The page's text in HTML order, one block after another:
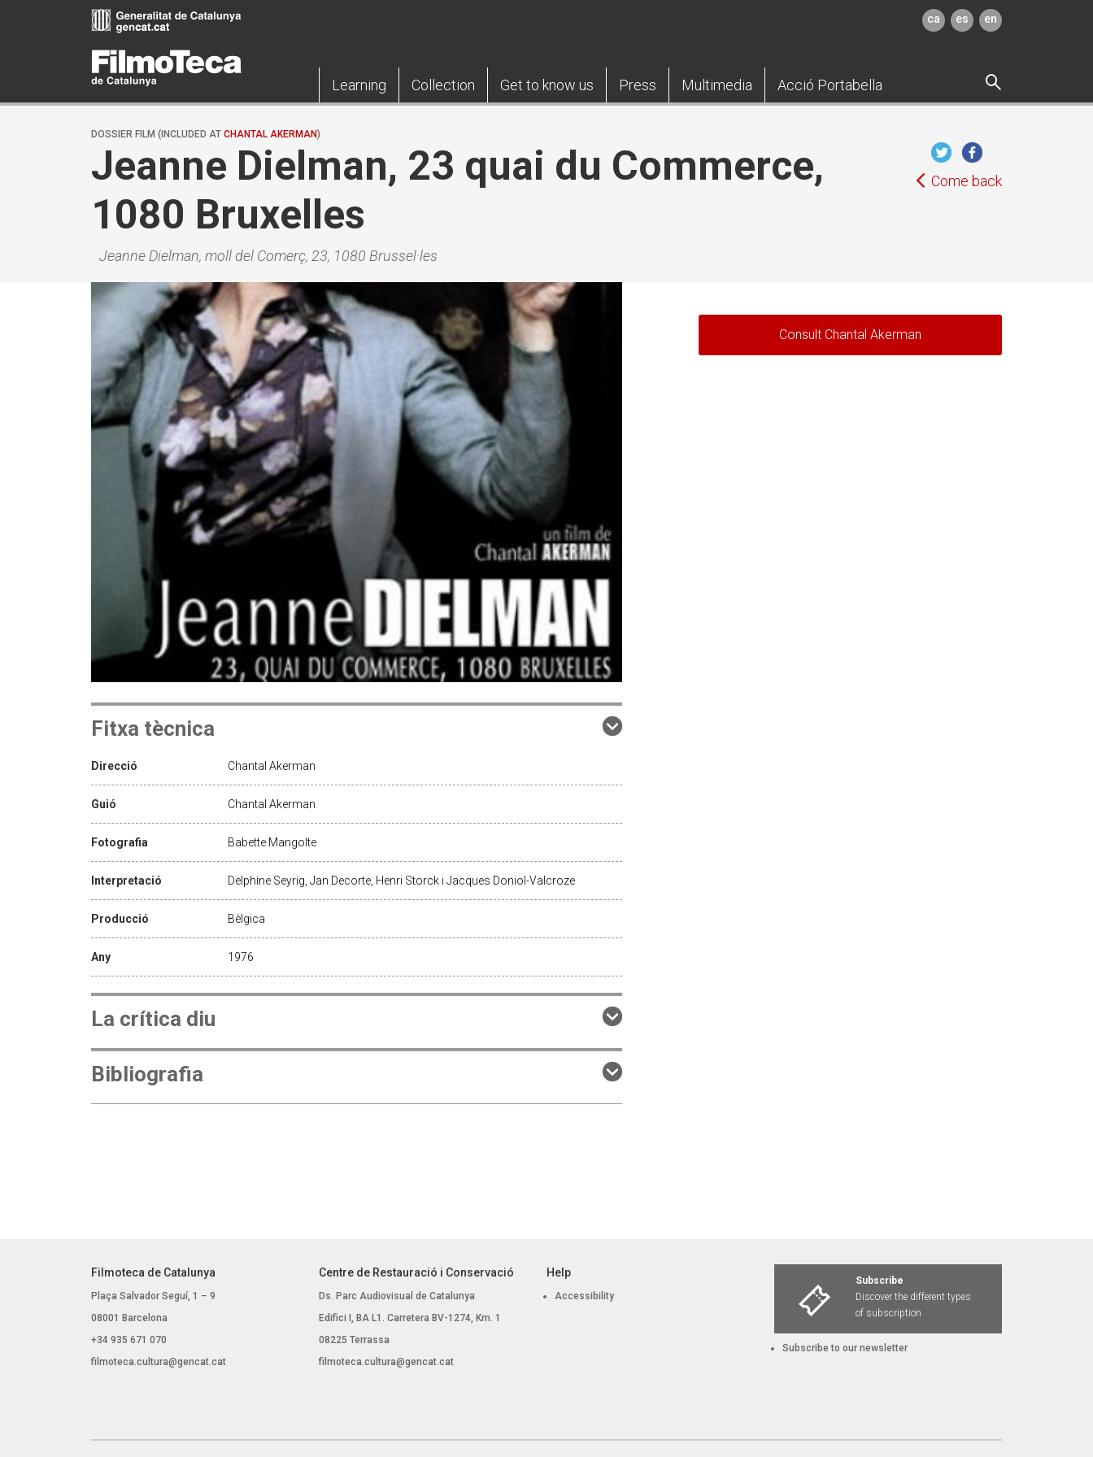
ca es en
Learning Collection Get to know us Press Multimedia Acció Portabella
DOSSIER FILM (INCLUDED AT CHANTAL AKERMAN)
Jeanne Dielman, 23 quai du Commerce,
1080 Bruxelles
Jeanne Dielman, moll del Comerç, 23, 1080 Brussel·les
Come back
Fitxa tècnica
Direcció Chantal Akerman
Guió Chantal Akerman
Fotografia Babette Mangolte
Interpretació Delphine Seyrig, Jan Decorte, Henri Storck i Jacques Doniol-Valcroze
Producció Bèlgica
Any 1976
La crítica diu
Bibliografia
Consult Chantal Akerman
Filmoteca de Catalunya
Plaça Salvador Seguí, 1 – 9
08001 Barcelona
+34 935 671 070
filmoteca.cultura@gencat.cat
Centre de Restauració i Conservació
Ds. Parc Audiovisual de Catalunya
Edifici I, BA L1. Carretera BV-1274, Km. 1
08225 Terrassa
filmoteca.cultura@gencat.cat
Help
Accessibility
Subscribe
Discover the different types
of subscription
Subscribe to our newsletter